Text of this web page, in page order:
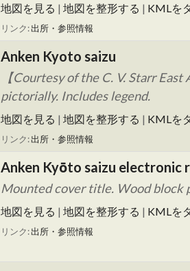
地図を見る | 地図を整形する | KMLを
リンク:出所・参照情報
Anken Kyoto saizu
【Courtesy of the C. V. Starr
pictorially. Includes legend.
地図を見る | 地図を整形する | KMLを
リンク:出所・参照情報
Anken Kyōto saizu electronic
Mounted cover title. Wood block
地図を見る | 地図を整形する | KMLを
リンク:出所・参照情報